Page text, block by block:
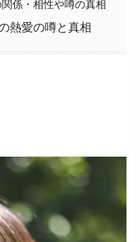
係・相性や噂の真相
熱愛の噂と真相